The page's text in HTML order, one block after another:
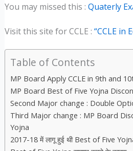
You may missed this : Quaterly
Visit this site for CCLE : “CCLE in
Table of Contents
MP Board Apply CCLE in 9th and
MP Board Best of Five Yojna
Second Major change : Double
Third Major change : MP Board
Yojna
2017-18 में लागू हुई थी Best of Five